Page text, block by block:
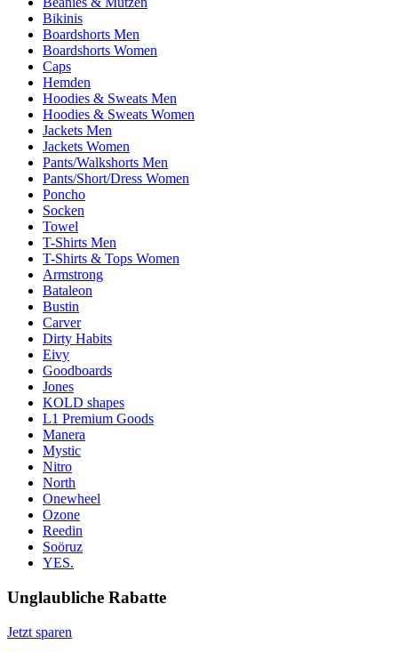
Bikinis
Boardshorts Men
Boardshorts Women
Caps
Hemden
Hoodies & Sweats Men
Hoodies & Sweats Women
Jackets Men
Jackets Women
Pants/Walkshorts Men
Pants/Short/Dress Women
Poncho
Socken
Towel
T-Shirts Men
T-Shirts & Tops Women
Armstrong
Bataleon
Bustin
Carver
Dirty Habits
Eivy
Goodboards
Jones
KOLD shapes
L1 Premium Goods
Manera
Mystic
Nitro
North
Onewheel
Ozone
Reedin
Soöruz
YES.
Unglaubliche Rabatte
Jetzt sparen